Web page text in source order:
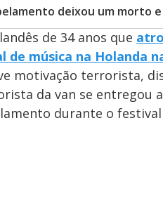
deixou um morto
de 34 anos que
de música na Holanda
motivação terrorista,
da van se entregou
durante o